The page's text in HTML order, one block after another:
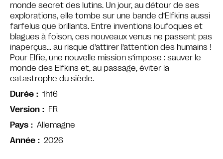
monde secret des lutins. Un jour, au détour de ses
explorations, elle tombe sur une bande d’Elfkins aussi
farfelus que brillants. Entre inventions loufoques et
blagues à foison, ces nouveaux venus ne passent pas
inaperçus… au risque d’attirer l’attention des humains !
Pour Elfie, une nouvelle mission s’impose : sauver le
monde des Elfkins et, au passage, éviter la
catastrophe du siècle.
Durée
1h16
Version
FR
Pays
Allemagne
Année
2026